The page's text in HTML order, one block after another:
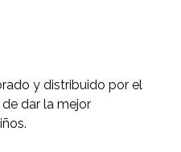
y distribuido por el
dar la mejor